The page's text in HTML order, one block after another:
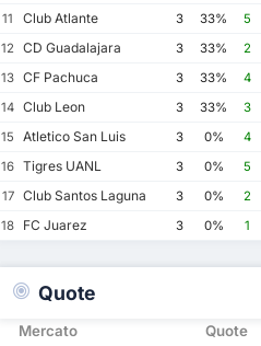
27/10/2024 13/5/2024
Cruz Azul FC
11
Club Atlante 3 33% 5
12
CD Guadalajara 3 33% 2
13 CF Pachuca 3 33% 4
14 Club Leon 3 33% 3
15
Atletico San Luis 3 0% 4
16 Tigres UANL 3 0% 5
17 Club Santos Laguna 3 0% 2
18
FC Juarez 3 0% 1
Quote
Mercato Quote